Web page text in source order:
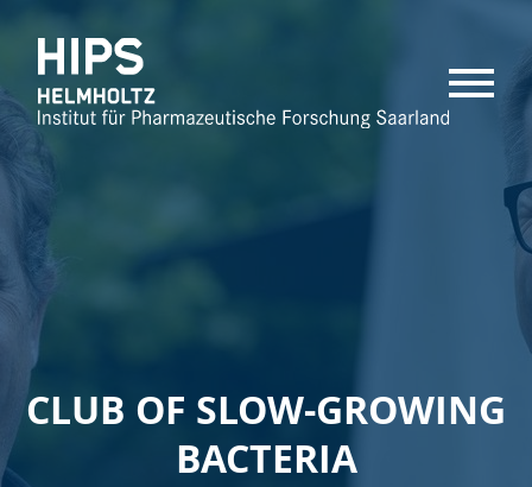
MENU
CLUB OF SLOW-GROWING
BACTERIA